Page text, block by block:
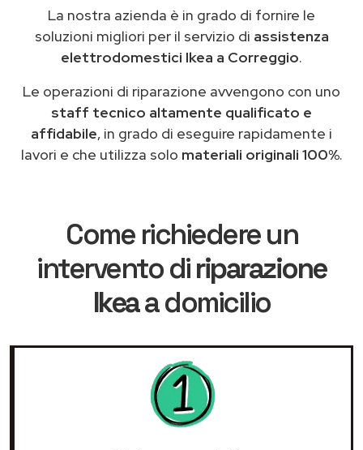
La nostra azienda è in grado di fornire le
soluzioni migliori per il servizio di assistenza
elettrodomestici Ikea a Correggio.
Le operazioni di riparazione avvengono con uno
staff tecnico altamente qualificato e
affidabile, in grado di eseguire rapidamente i
lavori e che utilizza solo materiali originali 100%.
Come richiedere un
intervento diriparazione
Ikeaa domicilio